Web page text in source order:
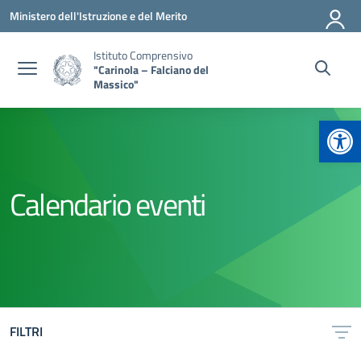
Vai ai contenuti
Vai al menu di navigazione
Vai al footer
Ministero dell'Istruzione e del Merito
Istituto Comprensivo
"Carinola – Falciano del
Massico"
Calendario eventi
FILTRI